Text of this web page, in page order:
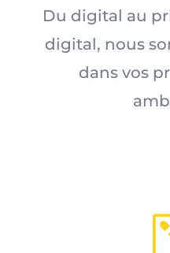
Du digital au
digital, nous
dans vos